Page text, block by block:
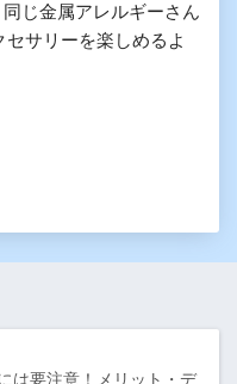
じ金属アレルギーさん
サリーを楽しめるよ
は要注意！メリット・デ